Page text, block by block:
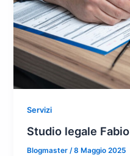
Servizi
Studio legale
Blogmaster/8 Maggio 2025